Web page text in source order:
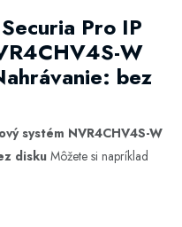
Pro IP
W
bez
systém NVR4CHV4S-W
disku Môžete si napríklad